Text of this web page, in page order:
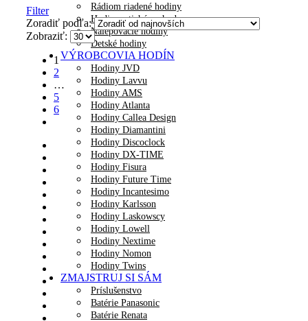
Rádiom riadené hodiny
Hodiny s tichým chodom
Nalepovacie hodiny
Detské hodiny
VÝROBCOVIA HODÍN
Hodiny JVD
Hodiny Lavvu
Hodiny AMS
Hodiny Atlanta
Hodiny Callea Design
Hodiny Diamantini
Hodiny Discoclock
Hodiny DX-TIME
Hodiny Fisura
Hodiny Future Time
Hodiny Incantesimo
Hodiny Karlsson
Hodiny Laskowscy
Hodiny Lowell
Hodiny Nextime
Hodiny Nomon
Hodiny Twins
ZMAJSTRUJ SI SÁM
Príslušenstvo
Batérie Panasonic
Batérie Renata
Filter
Zoradiť podľa:
Zobraziť:
1
2
…
5
6